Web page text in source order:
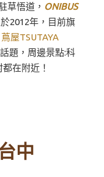
草悟道， ONIBUS
2012年，目前旗
蔦屋TSUTAYA
題，周邊景點:科
在附近！
中